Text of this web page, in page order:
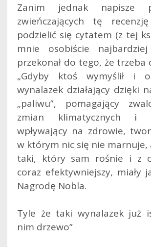
Zanim jednak napisze
zwieńczających tę recenzję
podzielić się cytatem (z tej
mnie osobiście
przekonał do tego, że trzeba
„Gdyby ktoś wymyślił i
wynalazek działający dzięki
„paliwu”, pomagający
zmian klimatycznych i
wpływający na zdrowie,
w którym nic się nie marnuje,
taki, który sam rośnie i z
coraz efektywniejszy, miały
Nagrodę Nobla.
Tyle że taki wynalazek już
nim drzewo”